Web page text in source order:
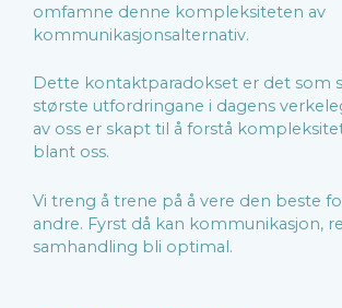
omfamne denne kompleksiteten av
kommunikasjonsalternativ.
Dette kontaktparadokset er det som
største utfordringane i dagens
av oss er skapt til å forstå
blant oss.
Vi treng å trene på å vere den beste
andre. Fyrst då kan kommunikasjon,
samhandling bli optimal.